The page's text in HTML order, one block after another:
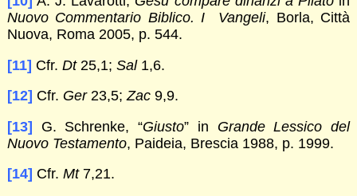
Nuovo Commentario Biblico. I Vangeli, Borla, Città
Nuova, Roma 2005, p. 544.
[11] Cfr. Dt25,1; Sal1,6.
[12] Cfr. Ger23,5;Zac9,9.
[13] G. Schrenke, “Giusto” in Grande Lessico del
Nuovo Testamento, Paideia, Brescia 1988, p. 1999.
[14] Cfr. Mt7,21.